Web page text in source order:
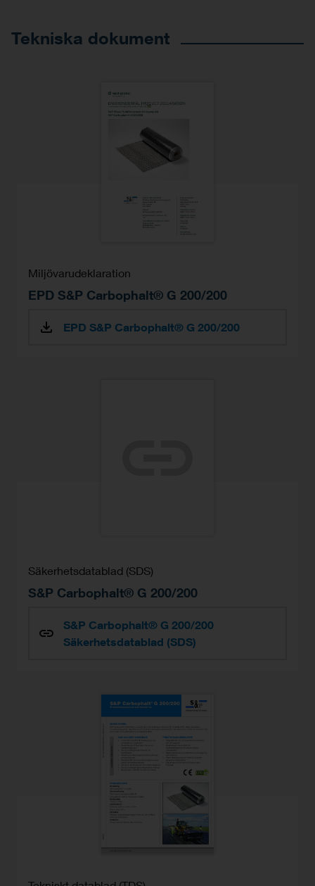
Tekniska dokument
Miljövarudeklaration
EPD S&P Carbophalt® G 200/200
EPD S&P Carbophalt® G 200/200
Säkerhetsdatablad (SDS)
S&P Carbophalt® G 200/200
S&P Carbophalt® G 200/200
Säkerhetsdatablad (SDS)